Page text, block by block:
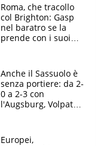
Roma, che tracollo
col Brighton: Gasp
nel baratro se la
prende con i suoi
Anche il Sassuolo è
senza portiere: da 2-
0 a 2-3 con
l'Augsburg, Volpato
Europei,